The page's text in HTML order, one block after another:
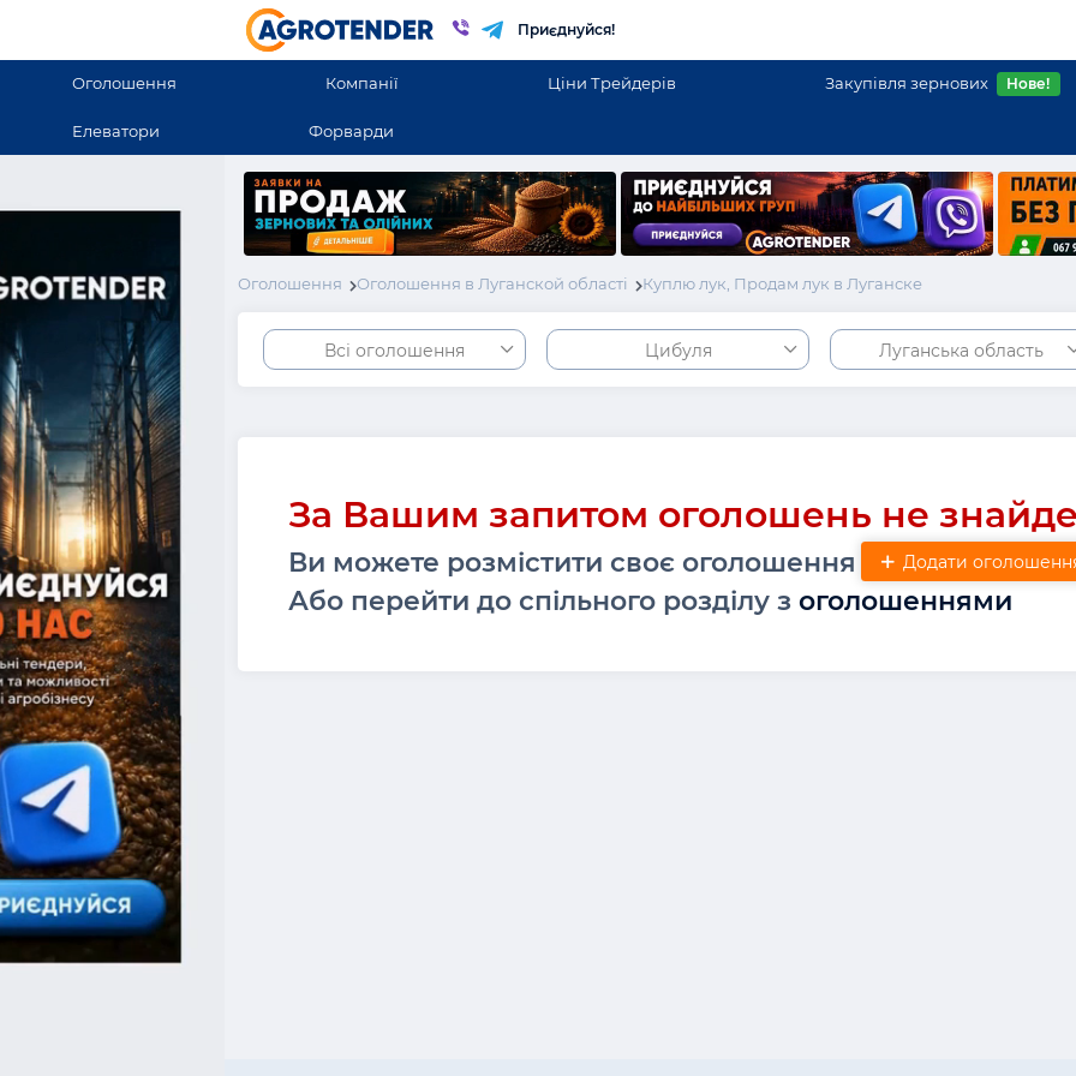
Приєднуйся!
Оголошення Компанії Ціни Трейдерів Закупівля зернових Нове!
Елеватори Форварди
Оголошення Оголошення в Луганской області Куплю лук, Продам лук в Луганске
Всі оголошення Цибуля Луганська область
За Вашим запитом оголошень не
Ви можете розмістити своє оголошення Додати
Або перейти до спільного розділу з оголошеннями